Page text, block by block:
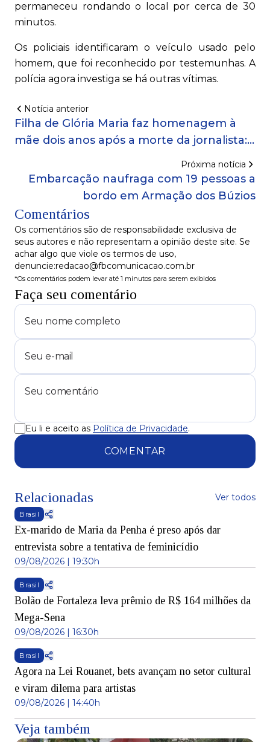
permaneceu rondando o local por cerca de 30
minutos.
Os policiais identificaram o veículo usado pelo
homem, que foi reconhecido por testemunhas. A
polícia agora investiga se há outras vítimas.
Notícia anterior
Filha de Glória Maria faz homenagem à
mãe dois anos após a morte da jornalista:
Próxima notícia
Embarcação naufraga com 19 pessoas a
bordo em Armação dos Búzios
Comentários
Os comentários são de responsabilidade exclusiva de
seus autores e não representam a opinião deste site. Se
achar algo que viole os termos de uso,
denuncie:redacao@fbcomunicacao.com.br
*Os comentários podem levar até 1 minutos para serem exibidos
Faça seu comentário
Eu li e aceito as Política de Privacidade.
COMENTAR
Relacionadas Ver todos
Brasil
Ex-marido de Maria da Penha é preso após dar
entrevista sobre a tentativa de feminicídio
09/08/2026 | 19:30h
Brasil
Bolão de Fortaleza leva prêmio de R$ 164 milhões da
Mega-Sena
09/08/2026 | 16:30h
Brasil
Agora na Lei Rouanet, bets avançam no setor cultural
e viram dilema para artistas
09/08/2026 | 14:40h
Veja também